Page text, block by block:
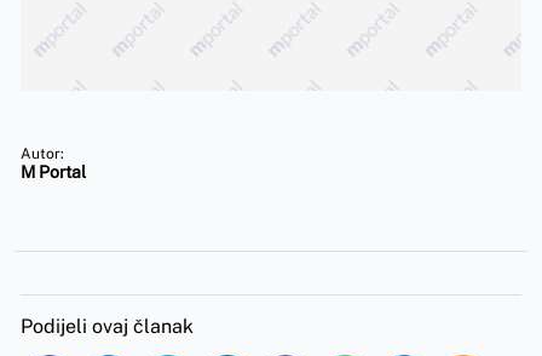
Autor:
M Portal
Podijeli ovaj članak